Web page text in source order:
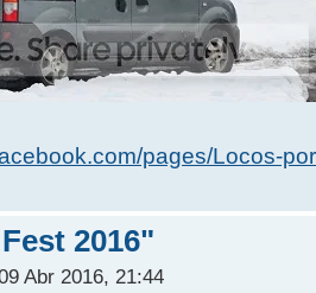
pages/Locos-
2016"
Abr 2016, 21:44